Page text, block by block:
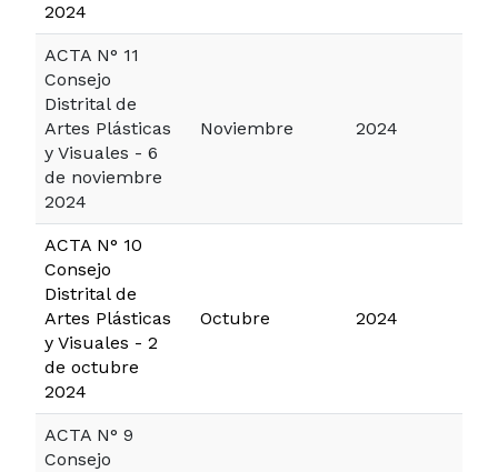
2024
ACTA N° 11
Consejo
Distrital de
Artes Plásticas
y Visuales - 6
de noviembre
2024
Noviembre 2024
ACTA N° 10
Consejo
Distrital de
Artes Plásticas
y Visuales - 2
de octubre
2024
Octubre 2024
ACTA N° 9
Consejo